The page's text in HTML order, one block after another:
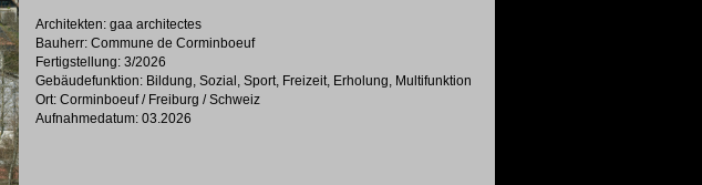
Architekten: gaa architectes
Bauherr: Commune de Corminboeuf
Fertigstellung: 3/2026
Gebäudefunktion: Bildung, Sozial, Sport, Freizeit, Erholung, Multifunktion
Ort: Corminboeuf / Freiburg / Schweiz
Aufnahmedatum: 03.2026